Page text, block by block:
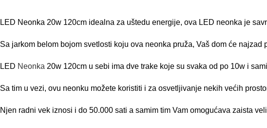
LED Neonka 20w 120cm idealna za uštedu energije, ova LED neonka je
Sa jarkom belom bojom svetlosti koju ova neonka pruža, Vaš dom će najzad
LED Neonka 20w 120cm u sebi ima dve trake koje su svaka od po 10w i
Sa tim u vezi, ovu neonku možete koristiti i za osvetljivanje nekih većih
Njen radni vek iznosi i do 50.000 sati a samim tim Vam omogućava zaista